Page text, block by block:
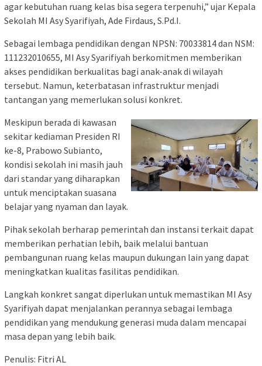
agar kebutuhan ruang kelas bisa segera terpenuhi,” ujar Kepala
Sekolah MI Asy Syarifiyah, Ade Firdaus, S.Pd.I.
Sebagai lembaga pendidikan dengan NPSN: 70033814 dan NSM:
111232010655, MI Asy Syarifiyah berkomitmen memberikan
akses pendidikan berkualitas bagi anak-anak di wilayah
tersebut. Namun, keterbatasan infrastruktur menjadi
tantangan yang memerlukan solusi konkret.
Meskipun berada di kawasan
sekitar kediaman Presiden RI
ke-8, Prabowo Subianto,
kondisi sekolah ini masih jauh
dari standar yang diharapkan
untuk menciptakan suasana
belajar yang nyaman dan layak.
Pihak sekolah berharap pemerintah dan instansi terkait dapat
memberikan perhatian lebih, baik melalui bantuan
pembangunan ruang kelas maupun dukungan lain yang dapat
meningkatkan kualitas fasilitas pendidikan.
Langkah konkret sangat diperlukan untuk memastikan MI Asy
Syarifiyah dapat menjalankan perannya sebagai lembaga
pendidikan yang mendukung generasi muda dalam mencapai
masa depan yang lebih baik.
Penulis: Fitri AL